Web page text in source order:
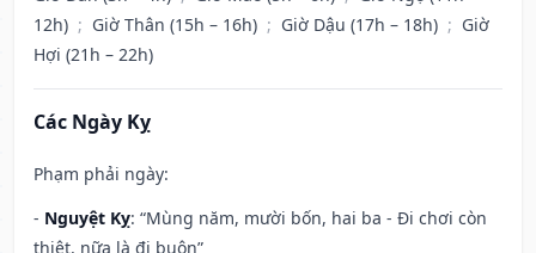
12h) ; Giờ Thân (15h – 16h) ; Giờ Dậu (17h – 18h) ; Giờ
Hợi (21h – 22h)
Các Ngày Kỵ
Phạm phải ngày:
- Nguyệt Kỵ: “Mùng năm, mười bốn, hai ba - Đi chơi còn
thiệt, nữa là đi buôn”